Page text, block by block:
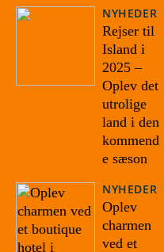
NYHEDER
Rejser til
Island i
2025 –
Oplev det
utrolige
land i den
kommend
e sæson
NYHEDER
Oplev
charmen
ved et